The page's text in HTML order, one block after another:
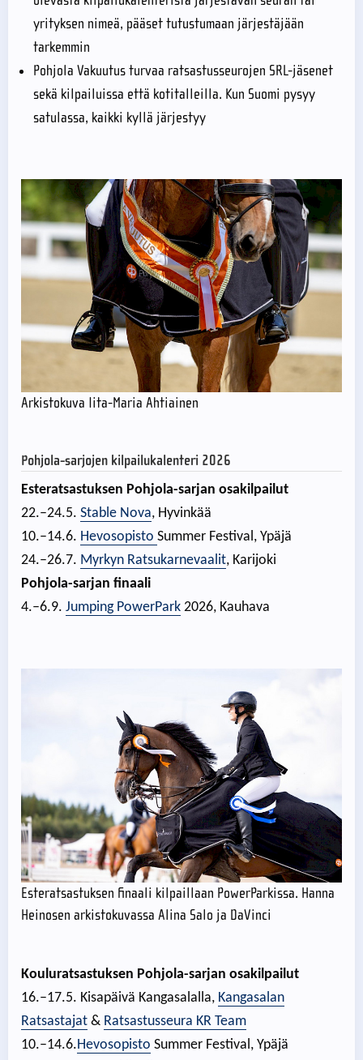
yrityksen nimeä, pääset tutustumaan järjestäjään
tarkemmin
Pohjola Vakuutus turvaa ratsastusseurojen SRL-jäsenet
sekä kilpailuissa että kotitalleilla. Kun Suomi pysyy
satulassa, kaikki kyllä järjestyy
Arkistokuva Iita-Maria Ahtiainen
Pohjola-sarjojen kilpailukalenteri 2026
Esteratsastuksen Pohjola-sarjan osakilpailut
22.–24.5. Stable Nova, Hyvinkää
10.–14.6. Hevosopisto Summer Festival, Ypäjä
24.–26.7. Myrkyn Ratsukarnevaalit, Karijoki
Pohjola-sarjan finaali
4.–6.9. Jumping PowerPark 2026, Kauhava
Esteratsastuksen finaali kilpaillaan PowerParkissa. Hanna
Heinosen arkistokuvassa Alina Salo ja DaVinci
Kouluratsastuksen Pohjola-sarjan osakilpailut
16.–17.5. Kisapäivä Kangasalalla, Kangasalan
Ratsastajat & Ratsastusseura KR Team
10.–14.6.Hevosopisto Summer Festival, Ypäjä